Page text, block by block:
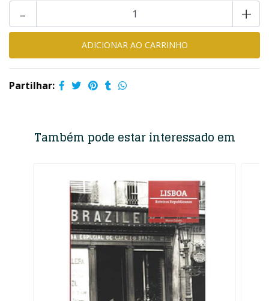
+
-
Partilhar:
Também pode estar interessado em